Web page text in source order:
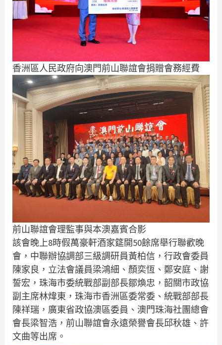
香洲區人民政府向澳門前山聯誼會捐贈會務經費
前山聯誼會理監事與本澳嘉賓合影
該會晚上8時假萬豪軒酒家筵開50餘席舉行聯歡晚
會，中聯辦協調部三級調研員黃柏信，行政會委員
陳家良，立法會議員梁鴻細、顏奕恆、鄭安庭、謝
誓宏，珠海市委統戰部副部長鄒煥忠，韶關市政協
副主席林煒東，珠海市香洲區委常委、統戰部部長
陳祥瑞，廣東省政協澳區委員、澳門珠海社團總會
會長梁智浩，前山聯誼會永遠榮譽會長邱秋雄、許
文曲等出席。